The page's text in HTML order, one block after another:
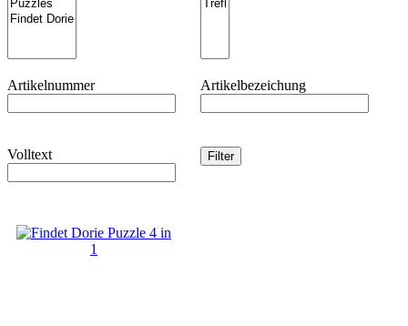
Artikelnummer Artikelbezeichung
Volltext